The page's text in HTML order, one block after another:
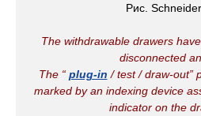
Рис.
The withdrawable drawers
disconnected
The “ plug-in / test / draw-out”
marked by an indexing device
indicator on the